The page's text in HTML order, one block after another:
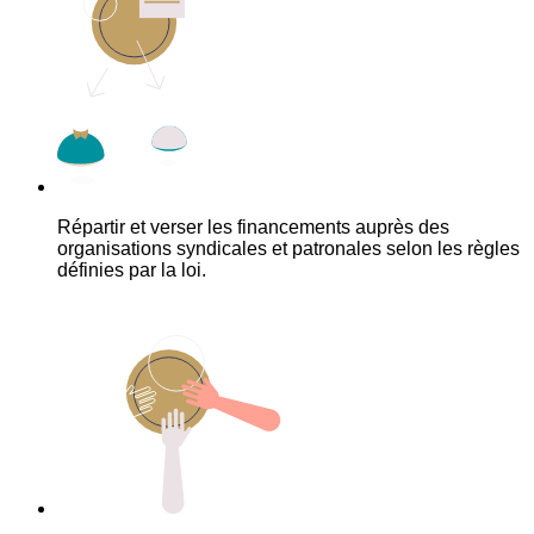
Répartir et verser les financements auprès des
organisations syndicales et patronales selon les règles
définies par la loi.